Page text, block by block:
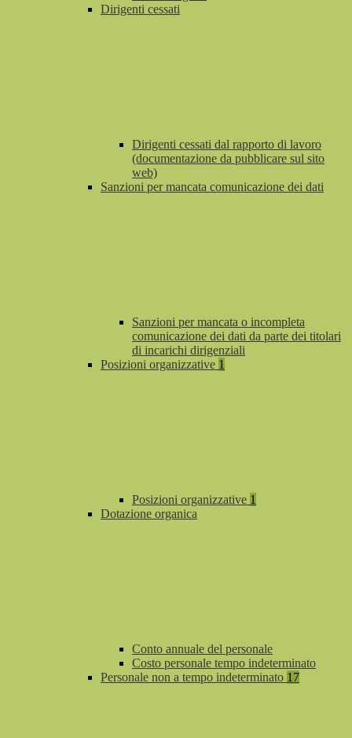
Dirigenti cessati
Dirigenti cessati dal rapporto di lavoro
(documentazione da pubblicare sul sito
web)
Sanzioni per mancata comunicazione dei dati
Sanzioni per mancata o incompleta
comunicazione dei dati da parte dei titolari
di incarichi dirigenziali
Posizioni organizzative 1
Posizioni organizzative 1
Dotazione organica
Conto annuale del personale
Costo personale tempo indeterminato
Personale non a tempo indeterminato 17